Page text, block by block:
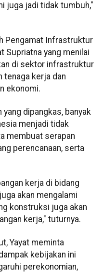
juga jadi tidak tumbuh,"
Pengamat Infrastruktur
Supriatna yang menilai
di sektor infrastruktur
tenaga kerja dan
ekonomi.
yang dipangkas, banyak
menjadi tidak
membuat serapan
perencanaan, serta
kerja di bidang
akan mengalami
konstruksi juga akan
kerja," tuturnya.
Yayat meminta
kebijakan ini
perekonomian,